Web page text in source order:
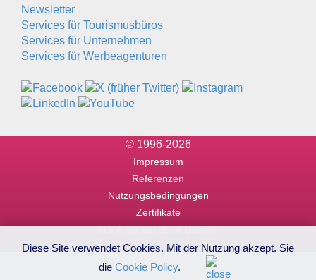
Newsletter
Services für Tourismusbüros
Services für Unternehmen
Services für Werbeagenturen
© 1996-2026
Impressum
Referenzen
Nutzungsbedingungen
Zertifikate
Alle Angaben ohne Gewähr
Diese Site verwendet Cookies. Mit der Nutzung akzept. Sie
die Cookie Policy.